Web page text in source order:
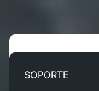
SOPORTE